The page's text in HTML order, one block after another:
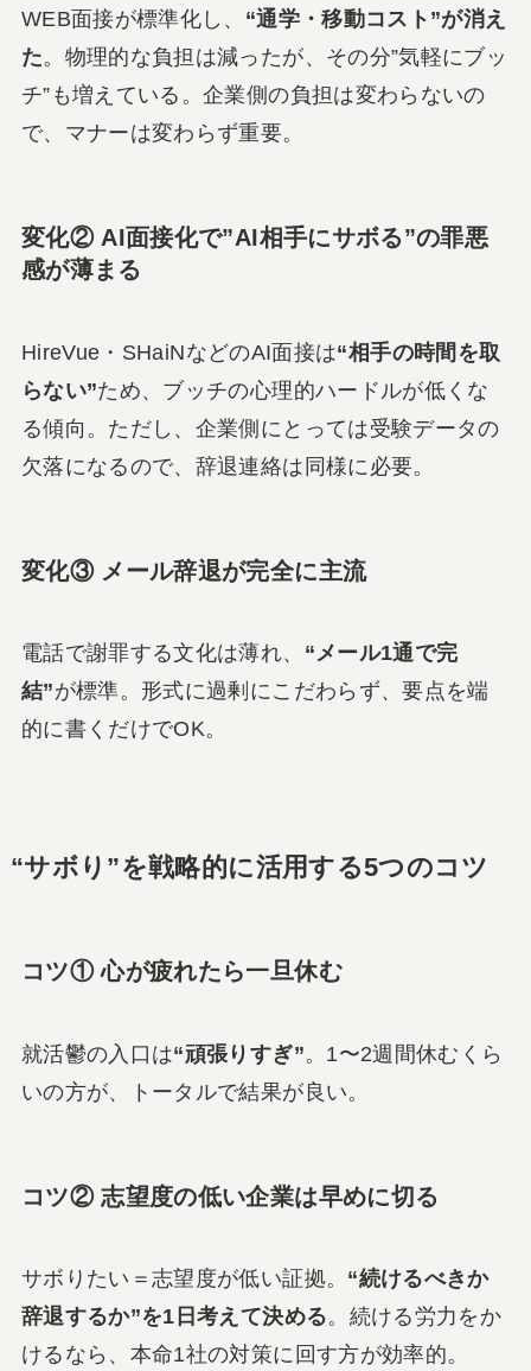
WEB面接が標準化し、 “通学・移動コスト”が消え
た。物理的な負担は減ったが、その分”気軽にブッ
チ”も増えている。企業側の負担は変わらないの
で、マナーは変わらず重要。
変化② AI面接化で”AI相手にサボる”の罪悪
感が薄まる
HireVue・SHaiNなどのAI面接は“相手の時間を取
らない”ため、ブッチの心理的ハードルが低くな
る傾向。ただし、企業側にとっては受験データの
欠落になるので、辞退連絡は同様に必要。
変化③ メール辞退が完全に主流
電話で謝罪する文化は薄れ、 “メール1通で完
結”が標準。形式に過剰にこだわらず、要点を端
的に書くだけでOK。
“サボり”を戦略的に活用する5つのコツ
コツ① 心が疲れたら一旦休む
就活鬱の入口は“頑張りすぎ”。1〜2週間休むくら
いの方が、トータルで結果が良い。
コツ② 志望度の低い企業は早めに切る
サボりたい＝志望度が低い証拠。 “続けるべきか
辞退するか”を1日考えて決める。続ける労力をか
けるなら、本命1社の対策に回す方が効率的。